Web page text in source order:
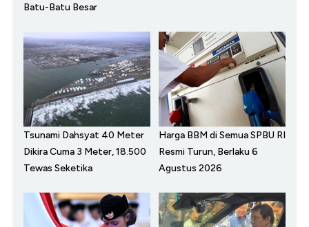
Batu-Batu Besar
Tsunami Dahsyat 40 Meter
Dikira Cuma 3 Meter, 18.500
Tewas Seketika
Harga BBM di Semua SPBU RI
Resmi Turun, Berlaku 6
Agustus 2026